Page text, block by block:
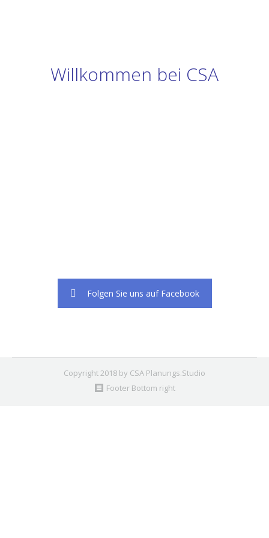
Willkommen bei CSA
Folgen Sie uns auf Facebook
Copyright 2018 by CSA Planungs.Studio
Footer Bottom right